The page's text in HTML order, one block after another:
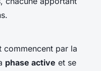
commencent par la
phase active et se